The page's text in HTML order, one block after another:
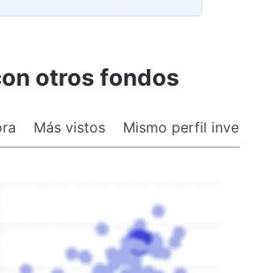
otros fondos
Más vistos Mismo perfil